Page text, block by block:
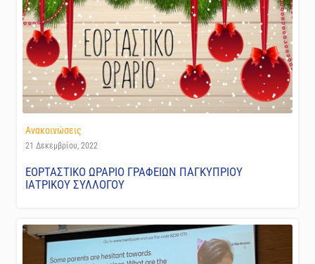
Ανακοινώσεις
21 Δεκεμβρίου, 2022
ΕΟΡΤΑΣΤΙΚΟ ΩΡΑΡΙΟ ΓΡΑΦΕΙΩΝ ΠΑΓΚΥΠΡΙΟΥ
ΙΑΤΡΙΚΟΥ ΣΥΛΛΟΓΟΥ